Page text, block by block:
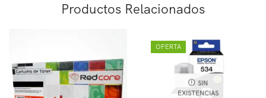
Productos Relacionados
OFERTA
SIN
EXISTENCIAS